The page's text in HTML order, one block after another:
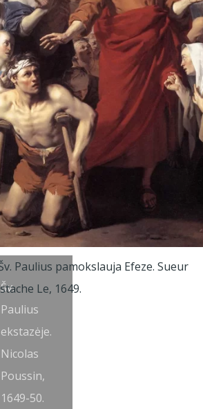
Solimena,
1689-90.
Šv.
Paulius
ekstazėje.
Nicolas
Poussin,
1649-50.